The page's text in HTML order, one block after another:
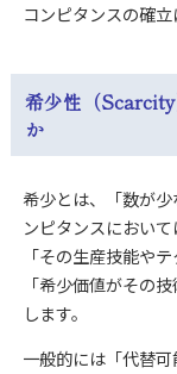
コンピタンスの確立
希少性（
か
希少とは、「数が
ンピタンスにおいて
「その生産技能や
「希少価値がその
します。
一般的には「代替可